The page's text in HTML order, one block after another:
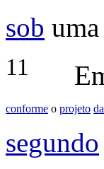
sob uma
11
conforme o projeto
segundo